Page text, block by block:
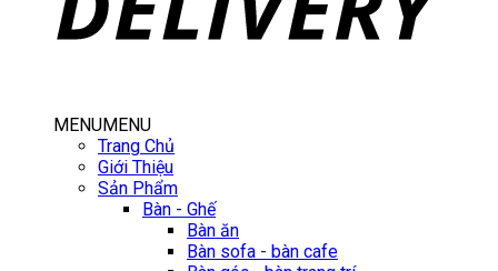
MENUMENU
Trang Chủ
Giới Thiệu
Sản Phẩm
Bàn - Ghế
Bàn ăn
Bàn sofa - bàn cafe